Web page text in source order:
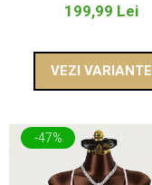
199,99 Lei
VEZI VARIANTE
-47%